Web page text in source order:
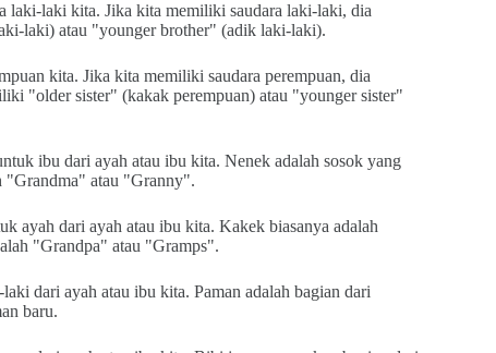
laki-laki kita. Jika kita memiliki saudara laki-laki, dia
laki) atau "younger brother" (adik laki-laki).
kita. Jika kita memiliki saudara perempuan, dia
"older sister" (kakak perempuan) atau "younger sister"
ibu dari ayah atau ibu kita. Nenek adalah sosok yang
"Grandma" atau "Granny".
ayah dari ayah atau ibu kita. Kakek biasanya adalah
"Grandpa" atau "Gramps".
dari ayah atau ibu kita. Paman adalah bagian dari
baru.